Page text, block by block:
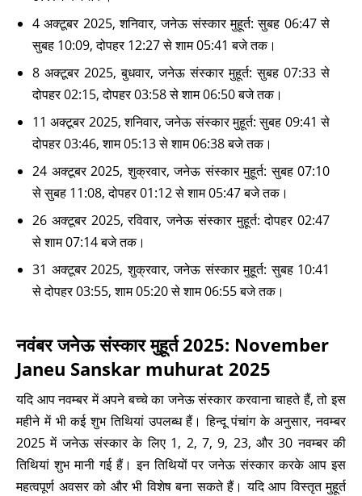
4 अक्टूबर 2025, शनिवार, जनेऊ संस्कार मुहूर्त: सुबह 06:47 से
सुबह 10:09, दोपहर 12:27 से शाम 05:41 बजे तक।
8 अक्टूबर 2025, बुधवार, जनेऊ संस्कार मुहूर्त: सुबह 07:33 से
दोपहर 02:15, दोपहर 03:58 से शाम 06:50 बजे तक।
11 अक्टूबर 2025, शनिवार, जनेऊ संस्कार मुहूर्त: सुबह 09:41 से
दोपहर 03:46, शाम 05:13 से शाम 06:38 बजे तक।
24 अक्टूबर 2025, शुक्रवार, जनेऊ संस्कार मुहूर्त: सुबह 07:10
से सुबह 11:08, दोपहर 01:12 से शाम 05:47 बजे तक।
26 अक्टूबर 2025, रविवार, जनेऊ संस्कार मुहूर्त: दोपहर 02:47
से शाम 07:14 बजे तक।
31 अक्टूबर 2025, शुक्रवार, जनेऊ संस्कार मुहूर्त: सुबह 10:41
से दोपहर 03:55, शाम 05:20 से शाम 06:55 बजे तक।
नवंबर जनेऊ संस्कार मुहूर्त 2025: November
Janeu Sanskar muhurat 2025
यदि आप नवम्बर में अपने बच्चे का जनेऊ संस्कार करवाना चाहते हैं, तो इस
महीने में भी कई शुभ तिथियां उपलब्ध हैं। हिन्दू पंचांग के अनुसार, नवम्बर
2025 में जनेऊ संस्कार के लिए 1, 2, 7, 9, 23, और 30 नवम्बर की
तिथियां शुभ मानी गई हैं। इन तिथियों पर जनेऊ संस्कार करके आप इस
महत्वपूर्ण अवसर को और भी विशेष बना सकते हैं। यदि आप विस्तृत मुहूर्त